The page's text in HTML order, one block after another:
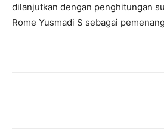
dilanjutkan dengan penghitungan
Rome Yusmadi S sebagai